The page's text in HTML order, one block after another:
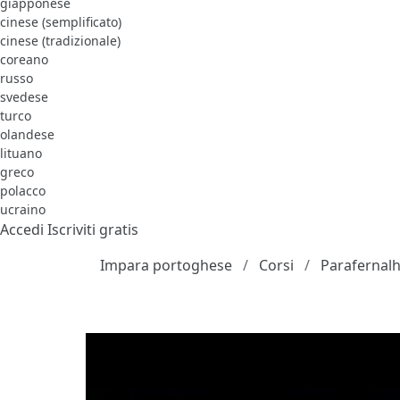
cinese (semplificato)
cinese (tradizionale)
coreano
russo
svedese
turco
olandese
lituano
greco
polacco
ucraino
Accedi Iscriviti gratis
Impara portoghese
Corsi